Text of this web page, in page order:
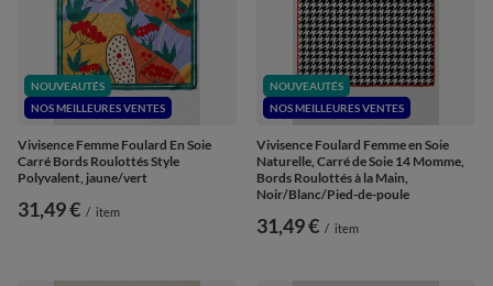
NOUVEAUTÉS
NOS MEILLEURES VENTES
Vivisence Femme Foulard En Soie
Carré Bords Roulottés Style
Polyvalent, jaune/vert
31,49 € / item
NOUVEAUTÉS
NOS MEILLEURES VENTES
Vivisence Foulard Femme en Soie
Naturelle, Carré de Soie 14 Momme,
Bords Roulottés à la Main,
Noir/Blanc/Pied-de-poule
31,49 € / item